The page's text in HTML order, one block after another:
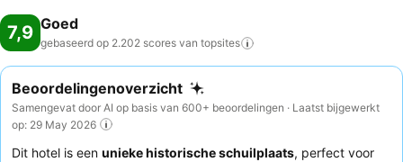
7,9 Goed
gebaseerd op 2.202 scores van topsites
Beoordelingenoverzicht
Samengevat door AI op basis van 600+ beoordelingen · Laatst bijgewerkt
op: 29 May 2026
Dit hotel is een unieke historische schuilplaats, perfect voor